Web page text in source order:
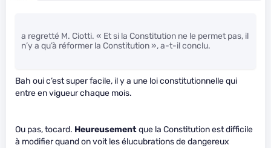
a regretté M. Ciotti. « Et si la Constitution ne le permet pas, il
n’y a qu’à réformer la Constitution », a-t-il conclu.
Bah oui c’est super facile, il y a une loi constitutionnelle qui
entre en vigueur chaque mois.
Ou pas, tocard. Heureusementque la Constitution est difficile
à modifier quand on voit les élucubrations de dangereux